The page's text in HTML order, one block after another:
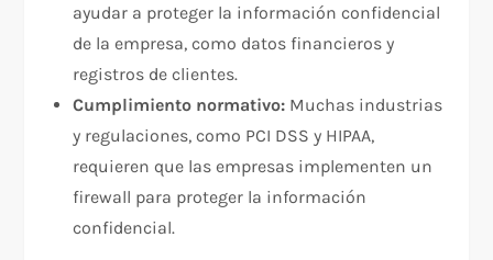
ayudar a proteger la información confidencial
de la empresa, como datos financieros y
registros de clientes.
Cumplimiento normativo: Muchas industrias
y regulaciones, como PCI DSS y HIPAA,
requieren que las empresas implementen un
firewall para proteger la información
confidencial.